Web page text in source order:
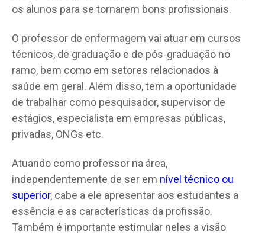
os alunos para se tornarem bons profissionais.
O professor de enfermagem vai atuar em cursos
técnicos, de graduação e de pós-graduação no
ramo, bem como em setores relacionados à
saúde em geral. Além disso, tem a oportunidade
de trabalhar como pesquisador, supervisor de
estágios, especialista em empresas públicas,
privadas, ONGs etc.
Atuando como professor na área,
independentemente de ser em nível técnico ou
superior, cabe a ele apresentar aos estudantes a
essência e as características da profissão.
Também é importante estimular neles a visão